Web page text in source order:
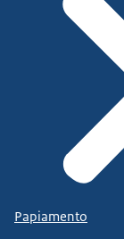
Papiamento